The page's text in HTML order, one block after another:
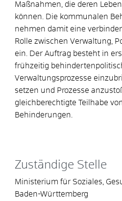
Maßnahmen, die deren
können. Die kommunalen
nehmen damit eine
Rolle zwischen Verwaltung,
ein. Der Auftrag besteht in
frühzeitig
Verwaltungsprozesse
setzen und Prozesse
gleichberechtigte Teilhabe
Behinderungen.
Zuständige Stelle
Ministerium für Soziales,
Baden-Württemberg